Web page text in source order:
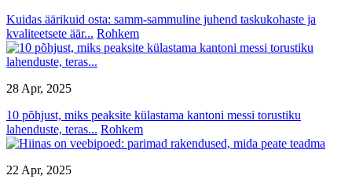
Kuidas äärikuid osta: samm-sammuline juhend taskukohaste ja
kvaliteetsete äär... Rohkem
28 Apr, 2025
10 põhjust, miks peaksite külastama kantoni messi torustiku
lahenduste, teras... Rohkem
22 Apr, 2025